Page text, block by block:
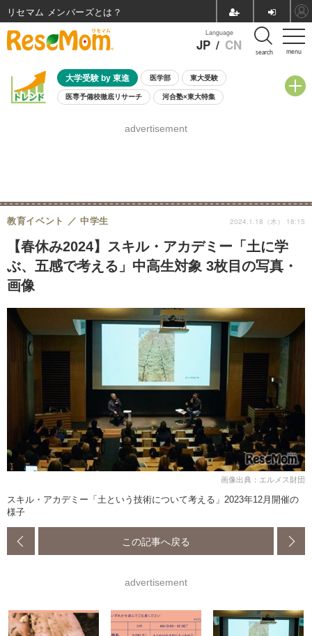
menu
Language
JP / CN search
大学受験 by 東進 医学部 東大受験
医専予備校徹底リサーチ 河合塾×東大特集
8月開催学校説明会・相談会
advertisement
【春休み2024】スキル・アカデミー「土に学
ぶ、五感で考える」中高生対象 3枚目の写真・
画像
教育イベント 中学生 2024.1.18（木） 18:15
画像出典：エルメス財団
スキル・アカデミー「土という技術について考える」2023年12月開催の
様子
この記事へ戻る
advertisement
リセマム メンバーズ